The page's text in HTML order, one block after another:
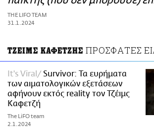
ΑΜΠΑ
PRINT
THE LIFO TEAM
31.1.2024
ΤΖΕΙΜΣ ΚΑΦΕΤΖΗΣ ΠΡΟΣΦΑΤΕΣ
It's Viral
Survivor: Τα ευρήματα
των αιματολογικών εξετάσεων
αφήνουν εκτός reality τον Τζέιμς
Καφετζή
The LiFO team
2.1.2024